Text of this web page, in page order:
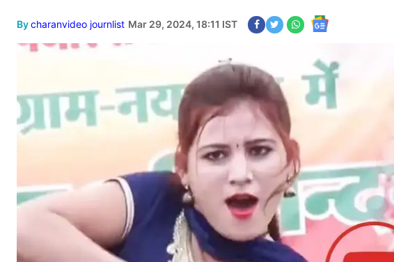
Bycharanvideo journlist Mar 29, 2024, 18:11 IST